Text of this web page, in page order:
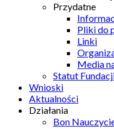
Przydatne
Pliki do
Linki
Media
Statut
Wnioski
Aktualności
Działania
Bon